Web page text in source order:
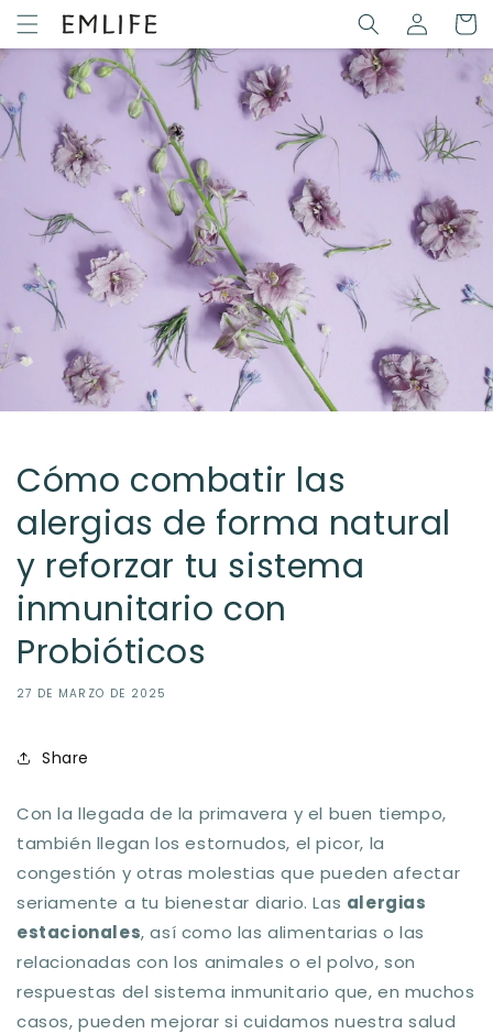
directamente
al contenido
Iniciar
sesión
Carrito
Cómo combatir las
alergias de forma natural
y reforzar tu sistema
inmunitario con
Probióticos
27 DE MARZO DE 2025
Share
Con la llegada de la primavera y el buen tiempo,
también llegan los estornudos, el picor, la
congestión y otras molestias que pueden afectar
seriamente a tu bienestar diario. Las alergias
estacionales, así como las alimentarias o las
relacionadas con los animales o el polvo, son
respuestas del sistema inmunitario que, en muchos
casos, pueden mejorar si cuidamos nuestra salud